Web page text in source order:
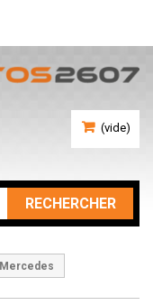
(vide)
RECHERCHER
Mercedes